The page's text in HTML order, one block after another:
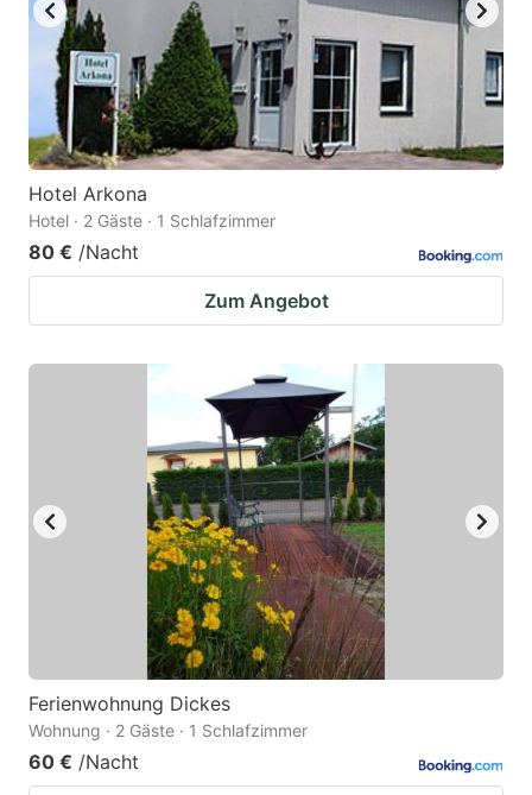
Hotel Arkona
Hotel · 2 Gäste · 1 Schlafzimmer
80 € /Nacht
Zum Angebot
Ferienwohnung Dickes
Wohnung · 2 Gäste · 1 Schlafzimmer
60 € /Nacht